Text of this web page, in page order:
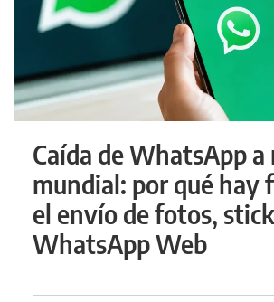
Caída de WhatsApp a
mundial: por qué hay
el envío de fotos,
WhatsApp Web